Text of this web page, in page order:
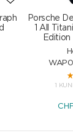
Porsche
1 All
1